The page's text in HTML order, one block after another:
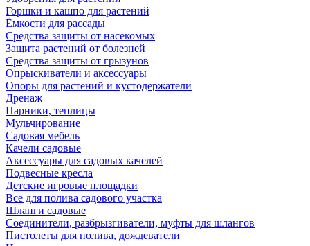
Горшки и кашпо для растений
Ёмкости для рассады
Средства защиты от насекомых
Защита растений от болезней
Средства защиты от грызунов
Опрыскиватели и аксессуары
Опоры для растений и кустодержатели
Дренаж
Парники, теплицы
Мульчирование
Садовая мебель
Качели садовые
Аксессуары для садовых качелей
Подвесные кресла
Детские игровые площадки
Все для полива садового участка
Шланги садовые
Соединители, разбрызгиватели, муфты для шлангов
Пистолеты для полива, дождеватели